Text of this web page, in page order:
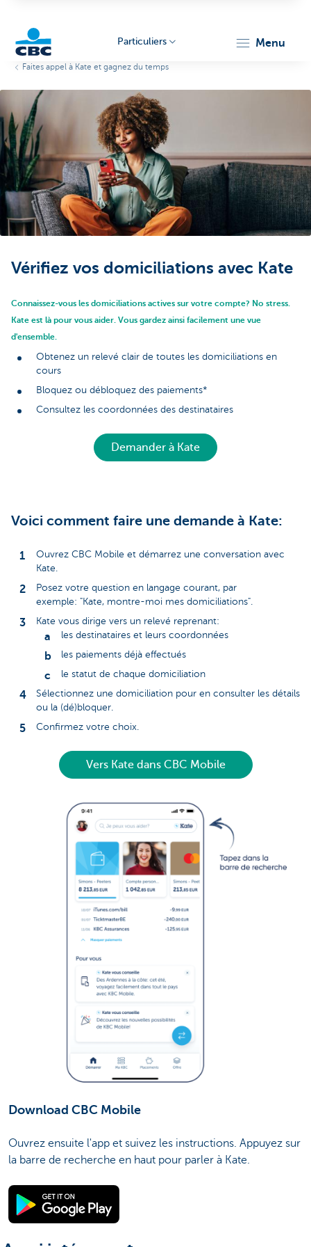
Particuliers menu
Faites appel à Kate et gagnez du temps
Vérifiez vos domiciliations avec Kate
Connaissez-vous les domiciliations actives sur votre compte? No stress.
Kate est là pour vous aider. Vous gardez ainsi facilement une vue
d'ensemble.
Obtenez un relevé clair de toutes les domiciliations en
cours
Bloquez ou débloquez des paiements*
Consultez les coordonnées des destinataires
Demander à Kate
Voici comment faire une demande à Kate:
Ouvrez CBC Mobile et démarrez une conversation avec
Kate.
Posez votre question en langage courant, par
exemple: "Kate, montre-moi mes domiciliations".
Kate vous dirige vers un relevé reprenant:
les destinataires et leurs coordonnées
les paiements déjà effectués
le statut de chaque domiciliation
Sélectionnez une domiciliation pour en consulter les détails
ou la (dé)bloquer.
Confirmez votre choix.
Vers Kate dans CBC Mobile
Download CBC Mobile
Ouvrez ensuite l'app et suivez les instructions. Appuyez sur
la barre de recherche en haut pour parler à Kate.